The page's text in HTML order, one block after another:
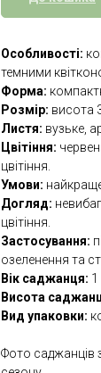
Особливості:
темними
Форма:
Розмір: висота
Листя: вузьке,
Цвітіння:
цвітіння.
Умови:
Догляд:
цвітіння.
Застосування:
озеленення та
Вік саджанця: 1
Висота
Вид упаковки:
Фото саджанців